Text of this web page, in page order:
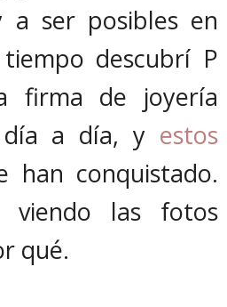
a ser posibles en
descubrí P
firma de joyería
a día, y estos
han conquistado.
viendo las fotos
qué.